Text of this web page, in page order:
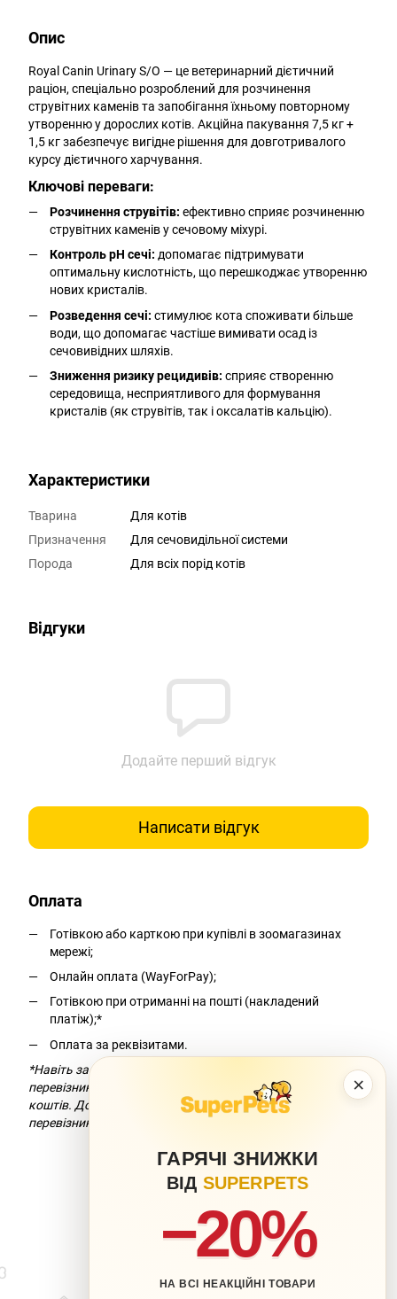
×
ГАРЯЧІ ЗНИЖКИ
ВІД SUPERPETS
−20%
НА ВСІ НЕАКЦІЙНІ ТОВАРИ
Опис
Royal Canin Urinary S/O — це ветеринарний дієтичний
раціон, спеціально розроблений для розчинення
струвітних каменів та запобігання їхньому повторному
утворенню у дорослих котів. Акційна пакування 7,5 кг +
1,5 кг забезпечує вигідне рішення для довготривалого
курсу дієтичного харчування.
Ключові переваги:
Розчинення струвітів: ефективно сприяє розчиненню
струвітних каменів у сечовому міхурі.
Контроль pH сечі: допомагає підтримувати
оптимальну кислотність, що перешкоджає утворенню
нових кристалів.
Розведення сечі: стимулює кота споживати більше
води, що допомагає частіше вимивати осад із
сечовивідних шляхів.
Зниження ризику рецидивів: сприяє створенню
середовища, несприятливого для формування
кристалів (як струвітів, так і оксалатів кальцію).
Характеристики
Тварина
Для котів
Призначення
Для сечовидільної системи
Порода
Для всіх порід котів
Відгуки
Додайте перший відгук
Написати відгук
Оплата
Готівкою або карткою при купівлі в зоомагазинах
мережі;
Онлайн оплата (WayForPay);
Готівкою при отриманні на пошті (накладений
платіж);*
Оплата за реквізитами.
*Навіть за умови безкоштовної доставки компанія-
перевізник додасть комісію за переказ
коштів. Докладніше можна дізнатися на сайті компанії-
перевізника.
063 217-20-99 066 707-11-17